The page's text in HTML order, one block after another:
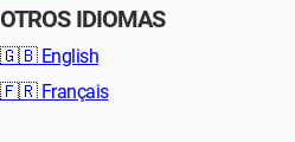
OTROS IDIOMAS
🇬🇧 English
🇫🇷 Français